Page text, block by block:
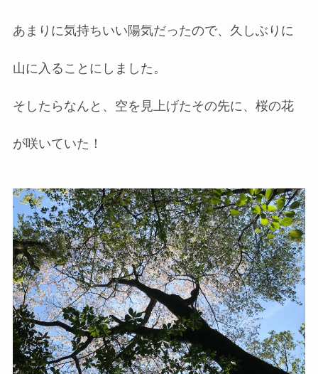
あまりに気持ちいい陽気だったので、久しぶりに
山に入ることにしました。
そしたらなんと、空を見上げたその先に、桜の花
が咲いていた！